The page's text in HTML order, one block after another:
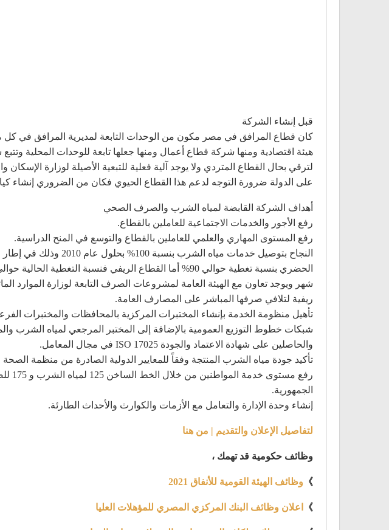
قبل إنشاء الشركة
كان قطاع المرافق في مصر مكون من الوحدات التابعة لمديرية المرافق في
هيئة اقتصادية ومنها شركة قطاع أعمال ومنها جعلها تابعة للوحدات المحلية
لترقي بحال القطاع المتردي ولا يوجد آلية فعلية للتبعية الأصيلة لوزارة
على الدولة ضرورة التوجه لدعم هذا القطاع الحيوي فكان من الضروري إنشاء
أهداف الشركة القابضة لمياه الشرب والصرف الصحي
رفع الأجور والخدمات الاجتماعية للعاملين بالقطاع.
رفع المستوى المهاري والعلمي للعاملين بالقطاع والتوسع في المنح الدراسية.
النجاح بتوصيل خدمات
شهر ويوجد تعاون مع الهيئة العامة لمشروعات الصرف التابعة لوزارة
ريفية لتلافي صرفها المباشر على المصارف العامة.
تأهيل منظومة الخدمة بإنشاء المختبرات المركزية بالمحافظات والمختبرات
شبكات خطوط التوزيع العمومية بالإضافة إلى المختبر المرجعي لمياه الشرب
والحاصلين على شهادة الاعتماد والجودة ISO 17025 في مجال المعامل.
تأكيد جودة مياه الشرب المنتجة وفقاً للمعايير الدولية الصادرة من منظمة
الجمهورية.
إنشاء وحدة الإدارة والتعامل مع الأزمات والكوارث والأحداث الطارئة.
لتفاصيل الإعلان والتقديم | من هنا
وظائف حكومية قد تهمك ،
》 وظائف الهيئة القومية للأنفاق 2021
》 اعلان وظائف البنك المركزي المصري للمؤهلات العليا